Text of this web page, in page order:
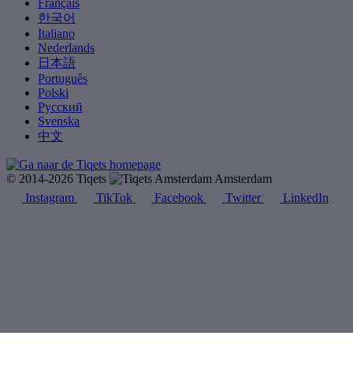
Français
한국어
Italiano
Nederlands
日本語
Português
Polski
Русский
Svenska
中文
© 2014-2026 Tiqets
Amsterdam
Instagram
TikTok Facebook Twitter LinkedIn